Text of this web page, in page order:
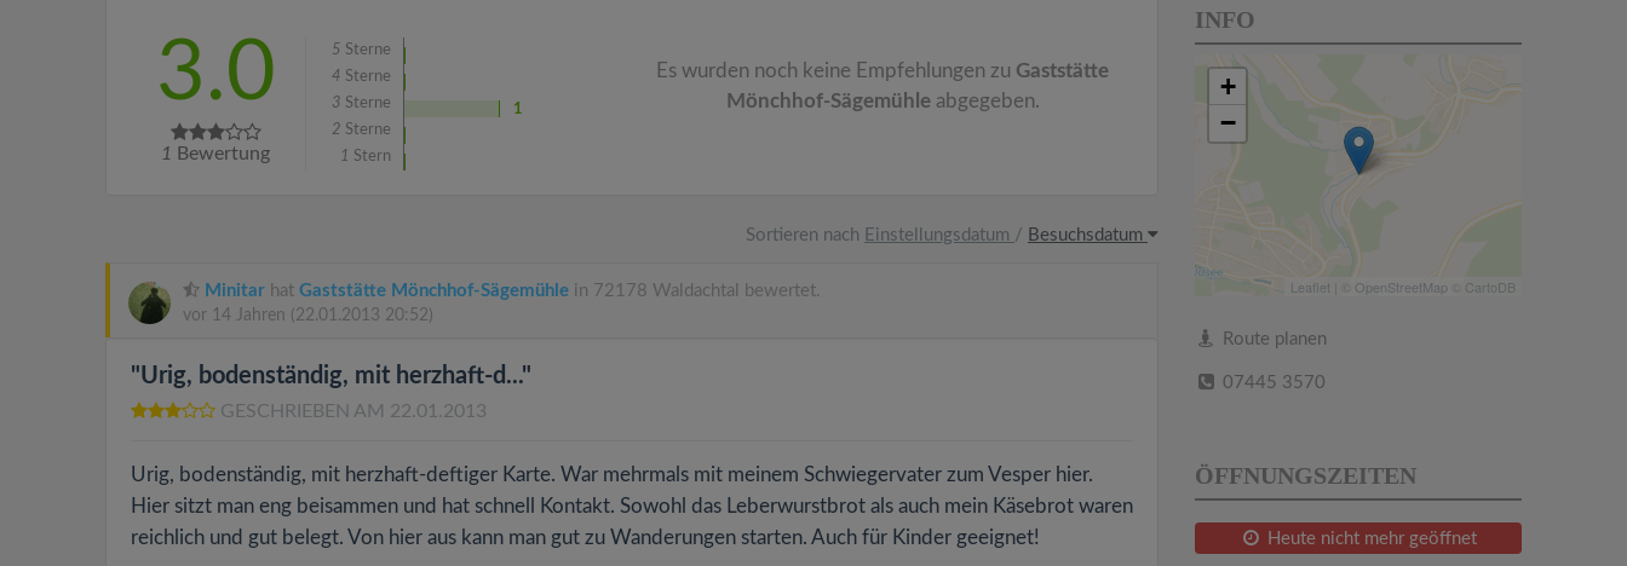
3.0
1 Bewertung
5 Sterne
4 Sterne
3 Sterne
1
2 Sterne
1 Stern
Es wurden noch keine Empfehlungen zu Gaststätte
Mönchhof-Sägemühleabgegeben.
Sortieren nach Einstellungsdatum / Besuchsdatum
Minitar hat Gaststätte Mönchhof-Sägemühle in 72178 Waldachtal bewertet.
vor 14 Jahren (22.01.2013 20:52)
"Urig, bodenständig, mit herzhaft-d..."
GESCHRIEBEN AM 22.01.2013
Urig, bodenständig, mit herzhaft-deftiger Karte. War mehrmals mit meinem Schwiegervater zum Vesper hier.
Hier sitzt man eng beisammen und hat schnell Kontakt. Sowohl das Leberwurstbrot als auch mein Käsebrot waren
reichlich und gut belegt. Von hier aus kann man gut zu Wanderungen starten. Auch für Kinder geeignet!
INFO
+
−
Leaflet | © OpenStreetMap © CartoDB
Route planen
07445 3570
ÖFFNUNGSZEITEN
Heute nicht mehr geöffnet